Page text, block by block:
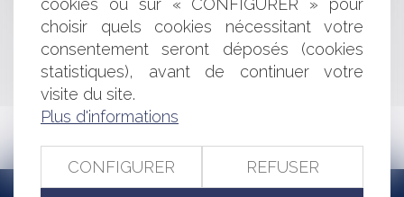
<< < 1 2 3 4 5 6 7 > >>
choisir quels cookies nécessitant votre
consentement seront déposés (cookies
statistiques), avant de continuer votre
visite du site.
Plus d'informations
CONFIGURER REFUSER